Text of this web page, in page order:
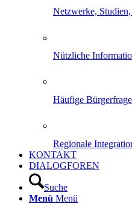
Netzwerke,
Nützliche
Häufige
Regionale
KONTAKT
DIALOGFOREN
Suche
Menü Menü